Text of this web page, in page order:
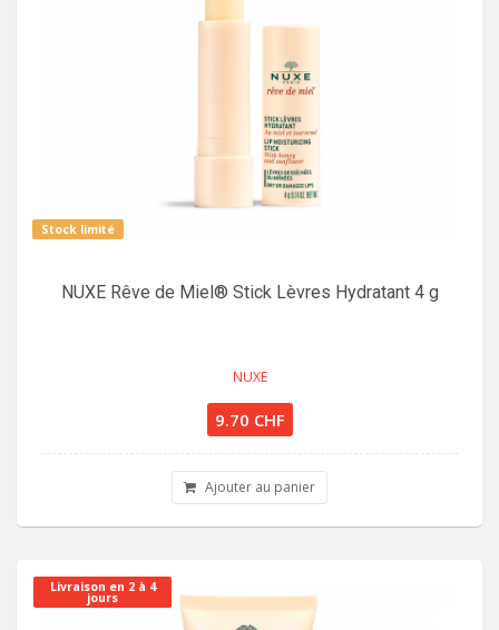
Stock limité
NUXE Rêve de Miel® Stick Lèvres Hydratant 4 g
NUXE
9.70 CHF
Ajouter au panier
Livraison en 2 à 4
jours